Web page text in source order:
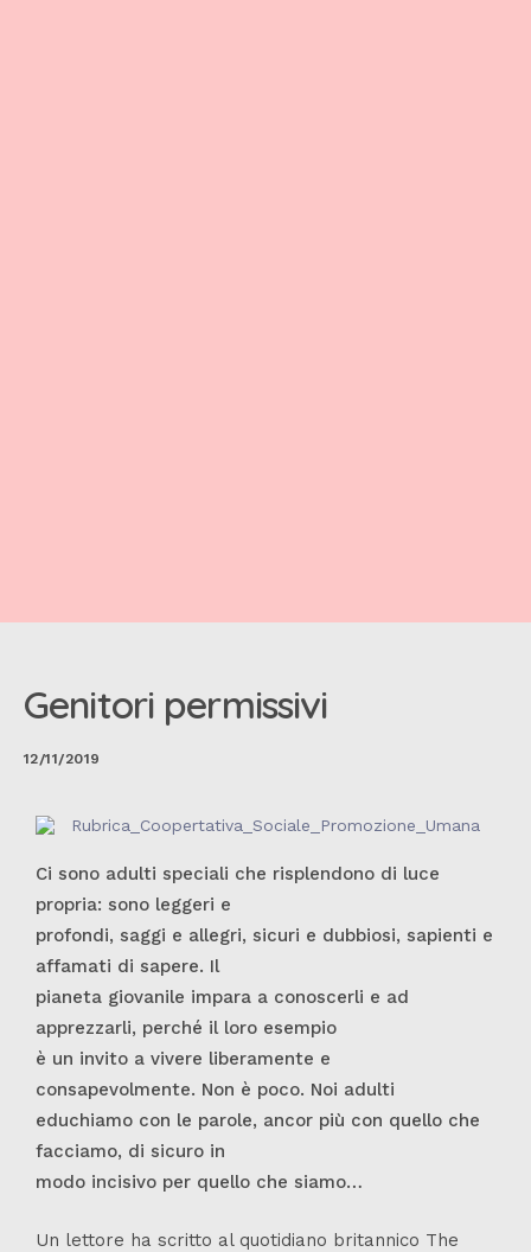
Genitori permissivi
12/11/2019
Ci sono adulti speciali che risplendono di luce
propria: sono leggeri e
profondi, saggi e allegri, sicuri e dubbiosi, sapienti e
affamati di sapere. Il
pianeta giovanile impara a conoscerli e ad
apprezzarli, perché il loro esempio
è un invito a vivere liberamente e
consapevolmente. Non è poco. Noi adulti
educhiamo con le parole, ancor più con quello che
facciamo, di sicuro in
modo incisivo per quello che siamo…
Un lettore ha scritto al quotidiano britannico The